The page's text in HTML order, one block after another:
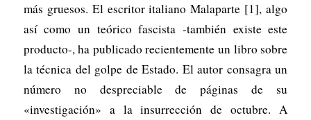
más gruesos. El escritor italiano Malaparte [1], algo
así como un teórico fascista -también existe este
producto-, ha publicado recientemente un libro sobre
la técnica del golpe de Estado. El autor consagra un
número no despreciable de páginas de su
«investigación» a la insurrección de octubre. A